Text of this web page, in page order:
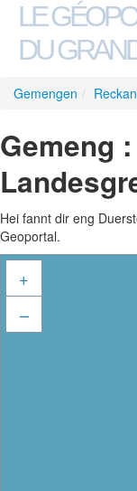
LE
DU
Gemengen /
Gemeng
Hei fannt dir eng
Geoportal.
+
–